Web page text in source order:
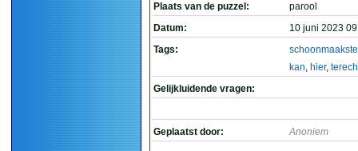
Plaats van de puzzel:
parool
Datum:
10 juni 2023
Tags:
kan, hier,
Gelijkluidende vragen:
Geplaatst door: Anoniem